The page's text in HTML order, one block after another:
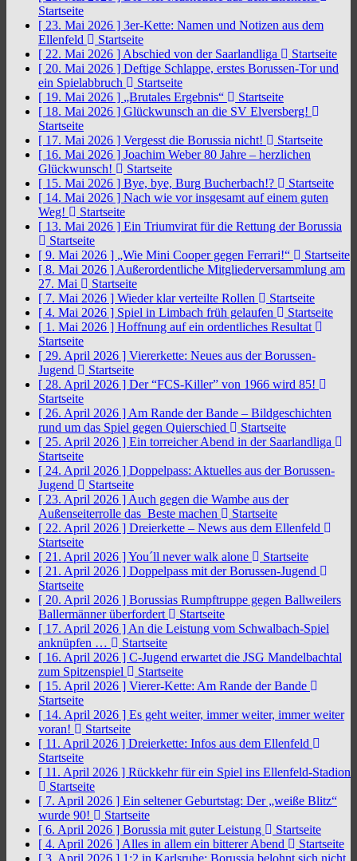
Startseite
[ 23. Mai 2026 ] 3er-Kette: Namen und Notizen aus dem
Ellenfeld
Startseite
[ 22. Mai 2026 ] Abschied von der Saarlandliga
Startseite
[ 20. Mai 2026 ] Deftige Schlappe, erstes Borussen-Tor und
ein Spielabbruch
Startseite
[ 19. Mai 2026 ] „Brutales Ergebnis“
Startseite
[ 18. Mai 2026 ] Glückwunsch an die SV Elversberg!
Startseite
[ 17. Mai 2026 ] Vergesst die Borussia nicht!
Startseite
[ 16. Mai 2026 ] Joachim Weber 80 Jahre – herzlichen
Glückwunsch!
Startseite
[ 15. Mai 2026 ] Bye, bye, Burg Bucherbach!?
Startseite
[ 14. Mai 2026 ] Nach wie vor insgesamt auf einem guten
Weg!
Startseite
[ 13. Mai 2026 ] Ein Triumvirat für die Rettung der Borussia
Startseite
[ 9. Mai 2026 ] „Wie Mini Cooper gegen Ferrari!“
Startseite
[ 8. Mai 2026 ] Außerordentliche Mitgliederversammlung am
27. Mai
Startseite
[ 7. Mai 2026 ] Wieder klar verteilte Rollen
Startseite
[ 4. Mai 2026 ] Spiel in Limbach früh gelaufen
Startseite
[ 1. Mai 2026 ] Hoffnung auf ein ordentliches Resultat
Startseite
[ 29. April 2026 ] Viererkette: Neues aus der Borussen-
Jugend
Startseite
[ 28. April 2026 ] Der “FCS-Killer” von 1966 wird 85!
Startseite
[ 26. April 2026 ] Am Rande der Bande – Bildgeschichten
rund um das Spiel gegen Quierschied
Startseite
[ 25. April 2026 ] Ein torreicher Abend in der Saarlandliga
Startseite
[ 24. April 2026 ] Doppelpass: Aktuelles aus der Borussen-
Jugend
Startseite
[ 23. April 2026 ] Auch gegen die Wambe aus der
Außenseiterrolle das Beste machen
Startseite
[ 22. April 2026 ] Dreierkette – News aus dem Ellenfeld
Startseite
[ 21. April 2026 ]You´ll never walk alone
Startseite
[ 21. April 2026 ] Doppelpass mit der Borussen-Jugend
Startseite
[ 20. April 2026 ] Borussias Rumpftruppe gegen Ballweilers
Ballermänner überfordert
Startseite
[ 17. April 2026 ] An die Leistung vom Schwalbach-Spiel
anknüpfen …
Startseite
[ 16. April 2026 ] C-Jugend erwartet die JSG Mandelbachtal
zum Spitzenspiel
Startseite
[ 15. April 2026 ] Vierer-Kette: Am Rande der Bande
Startseite
[ 14. April 2026 ] Es geht weiter, immer weiter, immer weiter
voran!
Startseite
[ 11. April 2026 ] Dreierkette: Infos aus dem Ellenfeld
Startseite
[ 11. April 2026 ] Rückkehr für ein Spiel ins Ellenfeld-Stadion
Startseite
[ 7. April 2026 ] Ein seltener Geburtstag: Der „weiße Blitz“
wurde 90!
Startseite
[ 6. April 2026 ] Borussia mit guter Leistung
Startseite
[ 4. April 2026 ] Alles in allem ein bitterer Abend
Startseite
[ 3. April 2026 ] 1:2 in Karlsruhe: Borussia belohnt sich nicht